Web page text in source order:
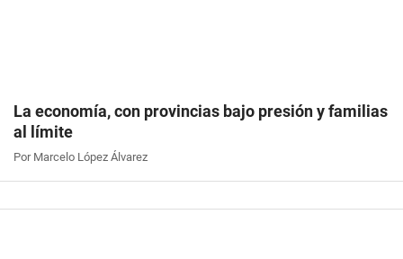
La economía, con provincias bajo presión y familias
al límite
Por Marcelo López Álvarez